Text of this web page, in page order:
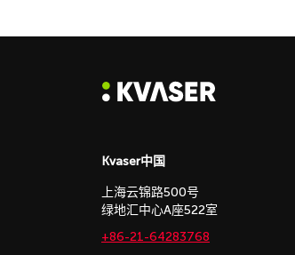
Kvaser中国
上海云锦路500号
绿地汇中心A座522室
+86-21-64283768